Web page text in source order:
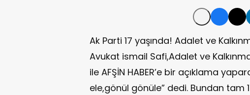
Ak Parti 17 yaşında! Adalet ve
Avukat ismail Safi,Adalet ve
ile AFŞİN HABER’e bir açıklama
ele,gönül gönüle” dedi. Bundan tam